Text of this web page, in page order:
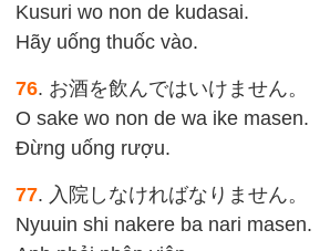
Kusuri wo non de kudasai.
Hãy uống thuốc vào.
76. お酒を飲んではいけません。
O sake wo non de wa ike masen.
Đừng uống rượu.
77. 入院しなければなりません。
Nyuuin shi nakere ba nari masen.